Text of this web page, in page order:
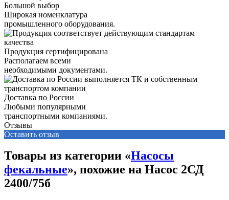
Большой выбор
Широкая номенклатура
промышленного оборудования.
Продукция сертифицирована
Располагаем всеми
необходимыми документами.
Доставка по России
Любыми популярными
транспортными компаниями.
Отзывы
Оставить отзыв
Товары из категории «Насосы
фекальные», похожие на Насос 2СД
2400/75б